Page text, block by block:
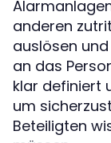
anderen
auslösen
an das
klar definiert
um
Beteiligten